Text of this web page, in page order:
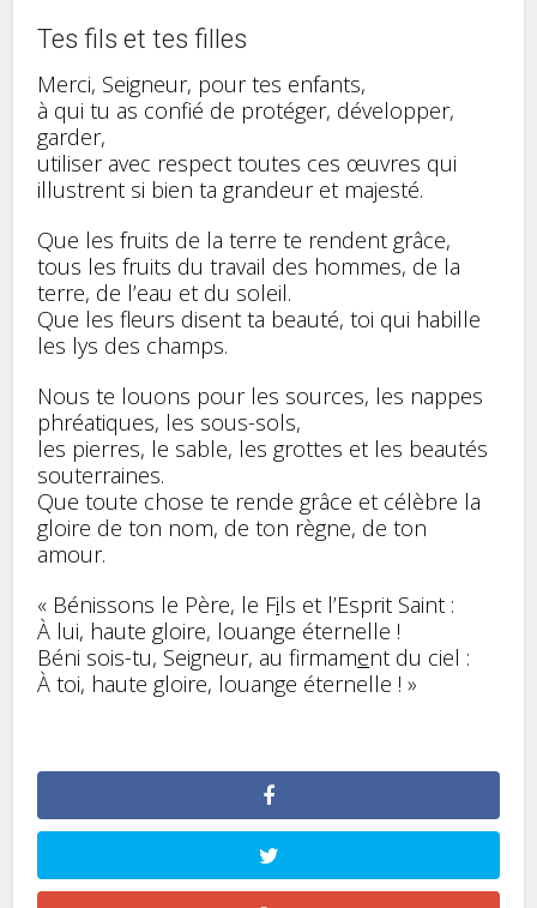
Tes fils et tes filles
Merci, Seigneur, pour tes enfants,
à qui tu as confié de protéger, développer,
garder,
utiliser avec respect toutes ces œuvres qui
illustrent si bien ta grandeur et majesté.
Que les fruits de la terre te rendent grâce,
tous les fruits du travail des hommes, de la
terre, de l’eau et du soleil.
Que les fleurs disent ta beauté, toi qui habille
les lys des champs.
Nous te louons pour les sources, les nappes
phréatiques, les sous-sols,
les pierres, le sable, les grottes et les beautés
souterraines.
Que toute chose te rende grâce et célèbre la
gloire de ton nom, de ton règne, de ton
amour.
« Bénissons le Père, le Fils et l’Esprit Saint :
À lui, haute gloire, louange éternelle !
Béni sois-tu, Seigneur, au firmament du ciel :
À toi, haute gloire, louange éternelle ! »